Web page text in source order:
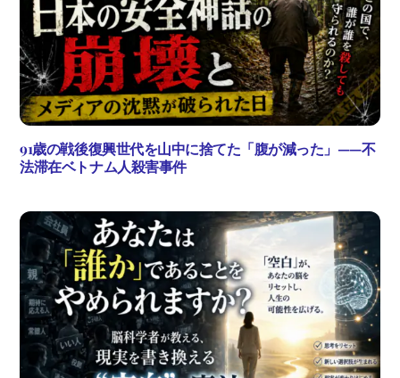
91歳の戦後復興世代を山中に捨てた「腹が減った」——不
法滞在ベトナム人殺害事件